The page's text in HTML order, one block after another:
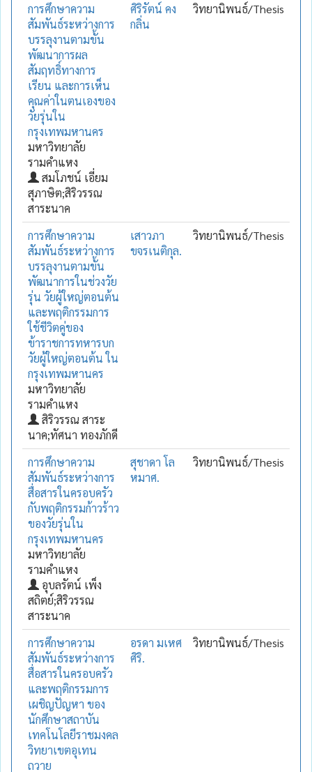
การศึกษาความ
สัมพันธ์ระหว่างการ
บรรลุงานตามขั้น
พัฒนาการผล
สัมฤทธิ์ทางการ
เรียน และการเห็น
คุณค่าในตนเองของ
วัยรุ่นใน
กรุงเทพมหานคร
มหาวิทยาลัย
รามคำแหง
สมโภชน์ เอี่ยม
สุภาษิต;สิริวรรณ
สาระนาค
ศิริรัตน์ คง
กลิ่น
วิทยานิพนธ์/Thesis
การศึกษาความ
สัมพันธ์ระหว่างการ
บรรลุงานตามขั้น
พัฒนาการในช่วงวัย
รุ่น วัยผู้ใหญ่ตอนต้น
และพฤติกรรมการ
ใช้ชีวิตคู่ของ
ข้าราชการทหารบก
วัยผู้ใหญ่ตอนต้น ใน
กรุงเทพมหานคร
มหาวิทยาลัย
รามคำแหง
สิริวรรณ สาระ
นาค;ทัศนา ทองภักดี
เสาวภา
ขจรเนติกุล.
วิทยานิพนธ์/Thesis
การศึกษาความ
สัมพันธ์ระหว่างการ
สื่อสารในครอบครัว
กับพฤติกรรมก้าวร้าว
ของวัยรุ่นใน
กรุงเทพมหานคร
มหาวิทยาลัย
รามคำแหง
อุบลรัตน์ เพ็ง
สถิตย์;สิริวรรณ
สาระนาค
สุชาดา โล
หมาศ.
วิทยานิพนธ์/Thesis
การศึกษาความ
สัมพันธ์ระหว่างการ
สื่อสารในครอบครัว
และพฤติกรรมการ
เผชิญปัญหา ของ
นักศึกษาสถาบัน
เทคโนโลยีราชมงคล
วิทยาเขตอุเทน
ถวาย
อรดา มเหศ
ศิริ.
วิทยานิพนธ์/Thesis